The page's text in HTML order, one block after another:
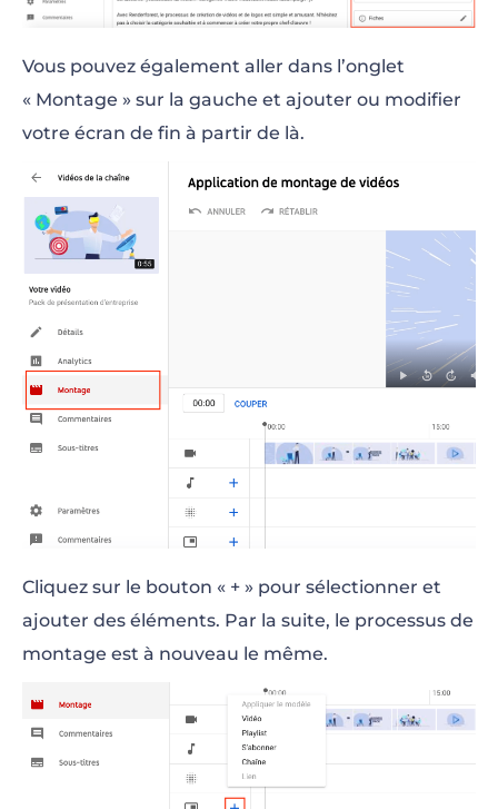
Vous pouvez également aller dans l’onglet
« Montage » sur la gauche et ajouter ou modifier
votre écran de fin à partir de là.
Cliquez sur le bouton « + » pour sélectionner et
ajouter des éléments. Par la suite, le processus de
montage est à nouveau le même.